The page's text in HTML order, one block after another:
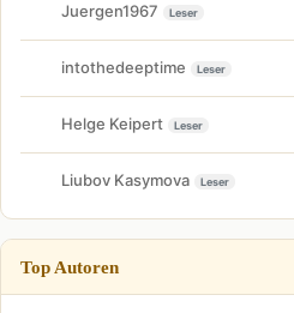
Juergen1967 Leser
intothedeeptime Leser
Helge Keipert Leser
Liubov Kasymova Leser
Top Autoren